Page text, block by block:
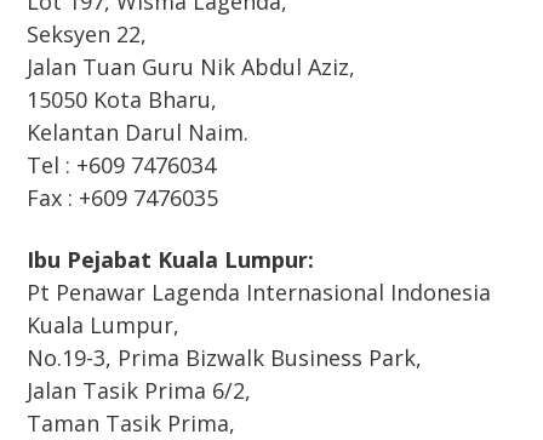
Seksyen 22,
Jalan Tuan Guru Nik Abdul Aziz,
15050 Kota Bharu,
Kelantan Darul Naim.
Tel : +609 7476034
Fax : +609 7476035
Ibu Pejabat Kuala Lumpur:
Pt Penawar Lagenda Internasional Indonesia
Kuala Lumpur,
No.19-3, Prima Bizwalk Business Park,
Jalan Tasik Prima 6/2,
Taman Tasik Prima,